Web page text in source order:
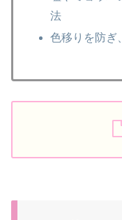
法
色移りを防ぎ